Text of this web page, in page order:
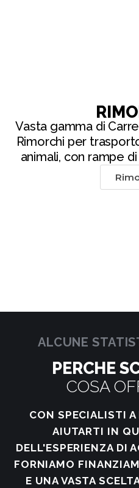
Vasta gamma di
Rimorchi per
animali, con rampe
ALCUNE
PERCHE
COSA
CON SPECIALISTI
AIUTARTI IN
DELL'ESPERIENZA DI
FORNIAMO
E UNA VASTA